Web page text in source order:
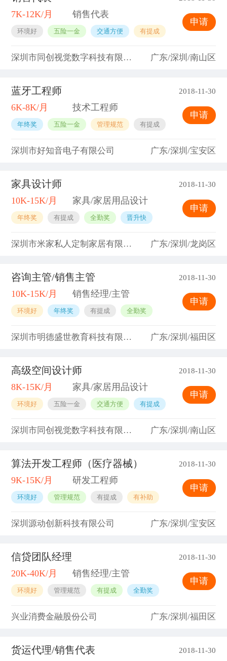
7K-12K/月 销售代表
环境好 五险一金 交通方便 有提成
申请
深圳市同创视觉数字科技有限公司 广东/深圳/南山区
蓝牙工程师 2018-11-30
6K-8K/月 技术工程师
年终奖 五险一金 管理规范 有提成
申请
深圳市好知音电子有限公司 广东/深圳/宝安区
家具设计师 2018-11-30
10K-15K/月 家具/家居用品设计
年终奖 有提成 全勤奖 晋升快
申请
深圳市米家私人定制家居有限公司 广东/深圳/龙岗区
咨询主管/销售主管 2018-11-30
10K-15K/月 销售经理/主管
环境好 年终奖 有提成 全勤奖
申请
深圳市明德盛世教育科技有限公司 广东/深圳/福田区
高级空间设计师 2018-11-30
8K-15K/月 家具/家居用品设计
环境好 五险一金 交通方便 有提成
申请
深圳市同创视觉数字科技有限公司 广东/深圳/南山区
算法开发工程师（医疗器械） 2018-11-30
9K-15K/月 研发工程师
环境好 管理规范 有提成 有补助
申请
深圳源动创新科技有限公司 广东/深圳/宝安区
信贷团队经理 2018-11-30
20K-40K/月 销售经理/主管
环境好 管理规范 有提成 全勤奖
申请
兴业消费金融股份公司 广东/深圳/福田区
货运代理/销售代表 2018-11-30